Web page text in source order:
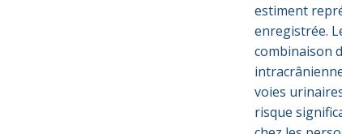
estiment
enregistrée.
combinaison
voies
risque